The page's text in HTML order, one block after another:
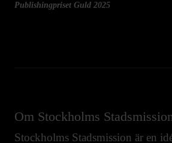
Publishingpriset Guld 2025
Om Stockholms
Stockholms Stadsmission är en